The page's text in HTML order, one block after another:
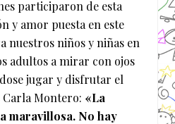
participaron de esta
y amor puesta en este
nuestros niños y niñas en
adultos a mirar con ojos
jugar y disfrutar el
Carla Montero: «La
maravillosa. No hay